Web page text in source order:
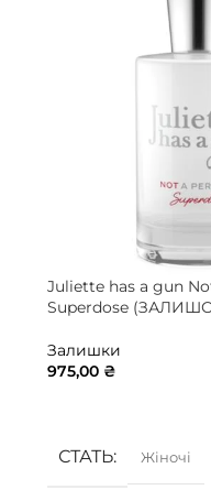
Juliette has a gun
Superdose
Залишки
975,00 ₴
СТАТЬ Жіночі